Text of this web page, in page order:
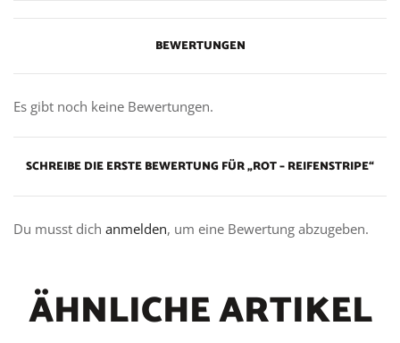
BEWERTUNGEN
Es gibt noch keine Bewertungen.
SCHREIBE DIE ERSTE BEWERTUNG FÜR „ROT – REIFENSTRIPE“
Du musst dich anmelden, um eine Bewertung abzugeben.
ÄHNLICHE ARTIKEL